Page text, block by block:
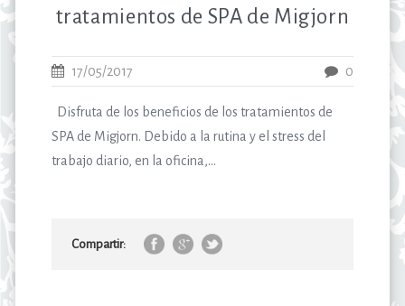
tratamientos de SPA de Migjorn
17/05/2017 0
Disfruta de los beneficios de los tratamientos de
SPA de Migjorn. Debido a la rutina y el stress del
trabajo diario, en la oficina,...
Compartir: